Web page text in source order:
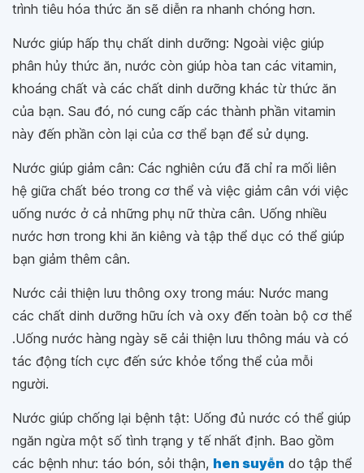
trình tiêu hóa thức ăn sẽ diễn ra nhanh chóng hơn.
Nước giúp hấp thụ chất dinh dưỡng: Ngoài việc giúp
phân hủy thức ăn, nước còn giúp hòa tan các vitamin,
khoáng chất và các chất dinh dưỡng khác từ thức ăn
của bạn. Sau đó, nó cung cấp các thành phần vitamin
này đến phần còn lại của cơ thể bạn để sử dụng.
Nước giúp giảm cân: Các nghiên cứu đã chỉ ra mối liên
hệ giữa chất béo trong cơ thể và việc giảm cân với việc
uống nước ở cả những phụ nữ thừa cân. Uống nhiều
nước hơn trong khi ăn kiêng và tập thể dục có thể giúp
bạn giảm thêm cân.
Nước cải thiện lưu thông oxy trong máu: Nước mang
các chất dinh dưỡng hữu ích và oxy đến toàn bộ cơ thể
.Uống nước hàng ngày sẽ cải thiện lưu thông máu và có
tác động tích cực đến sức khỏe tổng thể của mỗi
người.
Nước giúp chống lại bệnh tật: Uống đủ nước có thể giúp
ngăn ngừa một số tình trạng y tế nhất định. Bao gồm
các bệnh như: táo bón, sỏi thận, hen suyễn do tập thể